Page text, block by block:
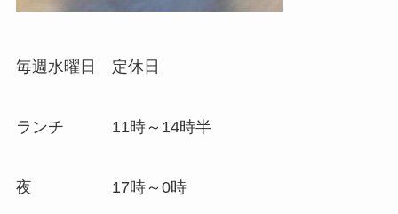
毎週水曜日 定休日
ランチ 11時～14時半
夜 17時～0時